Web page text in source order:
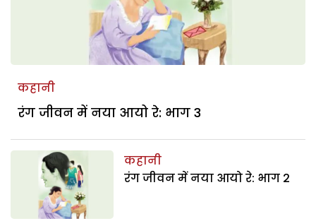
कहानी
रंग जीवन में नया आयो रे: भाग 3
कहानी
रंग जीवन में नया आयो रे: भाग 2